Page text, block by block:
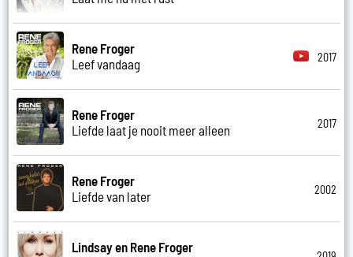
Rene Froger
Leef vandaag
2017
Rene Froger
Liefde laat je nooit meer alleen
2017
Rene Froger
Liefde van later
2002
Lindsay en Rene Froger